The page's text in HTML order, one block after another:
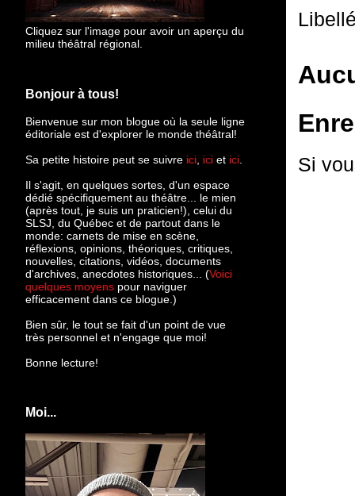
Si
Cliquez sur l'image pour avoir un aperçu du
milieu théâtral régional.
Bonjour à tous!
Bienvenue sur mon blogue où la seule ligne
éditoriale est d'explorer le monde théâtral!
Sa petite histoire peut se suivre ici ici et ici
Il s'agit, en quelques sortes, d'un espace
dédié spécifiquement au théâtre... le mien
(après tout, je suis un praticien!), celui du
SLSJ, du Québec et de partout dans le
monde: carnets de mise en scène,
réflexions, opinions, théoriques, critiques,
nouvelles, citations, vidéos, documents
d'archives, anecdotes historiques... (Voici
quelques moyens pour naviguer
efficacement dans ce blogue.)
Bien sûr, le tout se fait d'un point de vue
très personnel et n'engage que moi!
Bonne lecture!
Moi...